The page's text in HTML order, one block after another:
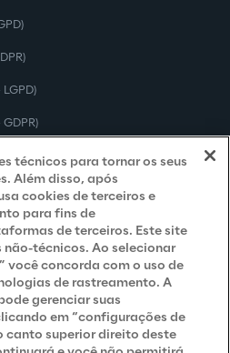
- LGPD)
- GDPR)
técnicos para tornar os seus
Além disso, após
cookies de terceiros e
para fins de
de terceiros. Este site
não-técnicos. Ao selecionar
você concorda com o uso de
de rastreamento. A
gerenciar suas
em “configurações de
canto superior direito deste